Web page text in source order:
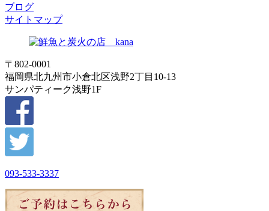
ブログ
サイトマップ
〒802-0001
福岡県北九州市小倉北区浅野2丁目10-13
サンパティーク浅野1F
093-533-3337